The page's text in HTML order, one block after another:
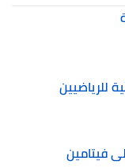
للرياضيين
فيتامين